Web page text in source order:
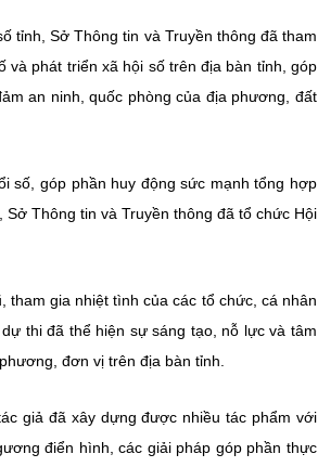
tỉnh, Sở Thông tin và Truyền thông đã tham
và phát triển xã hội số trên địa bàn tỉnh, góp
an ninh, quốc phòng của địa phương, đất
số, góp phần huy động sức mạnh tổng hợp
Thông tin và Truyền thông đã tổ chức Hội
gia nhiệt tình của các tổ chức, cá nhân
thi đã thể hiện sự sáng tạo, nỗ lực và tâm
đơn vị trên địa bàn tỉnh.
giả đã xây dựng được nhiều tác phẩm với
điển hình, các giải pháp góp phần thực